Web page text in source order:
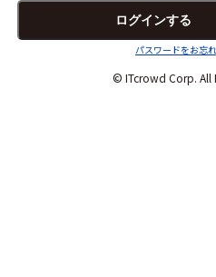
パスワードをお忘
© ITcrowd Corp. All